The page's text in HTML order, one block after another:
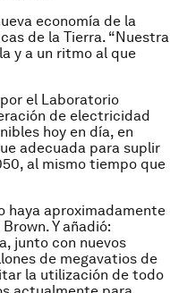
economía de la
de la Tierra. “Nuestra
y a un ritmo al que
el Laboratorio
de electricidad
hoy en día, en
adecuada para suplir
al mismo tiempo que
haya aproximadamente
Y añadió:
junto con nuevos
de megavatios de
la utilización de todo